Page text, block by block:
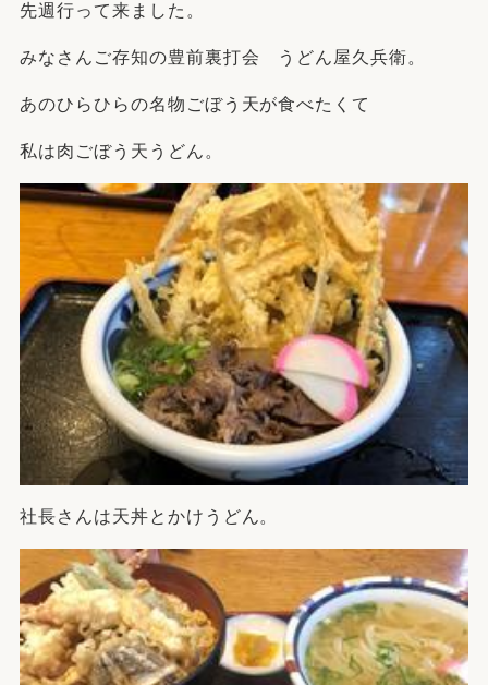
先週行って来ました。
みなさんご存知の豊前裏打会 うどん屋久兵衛。
あのひらひらの名物ごぼう天が食べたくて
私は肉ごぼう天うどん。
社長さんは天丼とかけうどん。